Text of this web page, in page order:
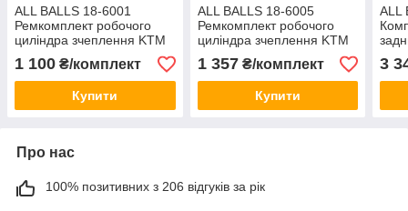
ALL BALLS 18-6001
Ремкомплект робочого
циліндра зчеплення KTM
EXC-F, SX-F, XC-F, XCF-W
250/350/450
1 100 ₴/комплект
Купити
ALL BALLS 18-6005
Ремкомплект робочого
циліндра зчеплення KTM
EXC, EXC-R, SX-F, XC-F,
XC-W, XCR-W 400-530
2008
1 357₴/комплект
Купити
ALL
SX/
3
Про нас
100% позитивних з 206 відгуків за рік